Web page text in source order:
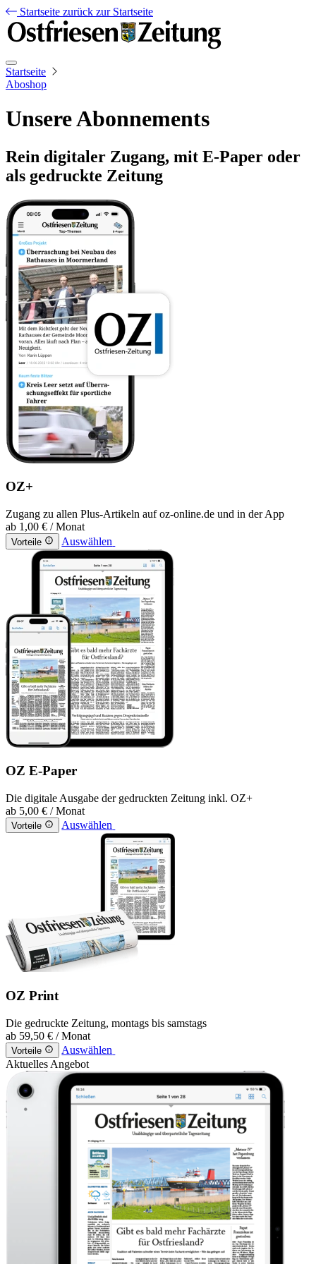
Startseite zurück zur Startseite
Startseite
Aboshop
Unsere Abonnements
Rein digitaler Zugang, mit E-Paper oder
als gedruckte Zeitung
OZ+
Zugang zu allen Plus-Artikeln auf oz-online.de und in der App
ab 1,00 € / Monat
Vorteile Auswählen
OZ E-Paper
Die digitale Ausgabe der gedruckten Zeitung inkl. OZ+
ab 5,00 € / Monat
Vorteile Auswählen
OZ Print
Die gedruckte Zeitung, montags bis samstags
ab 59,50 € / Monat
Vorteile
Auswählen
Aktuelles Angebot